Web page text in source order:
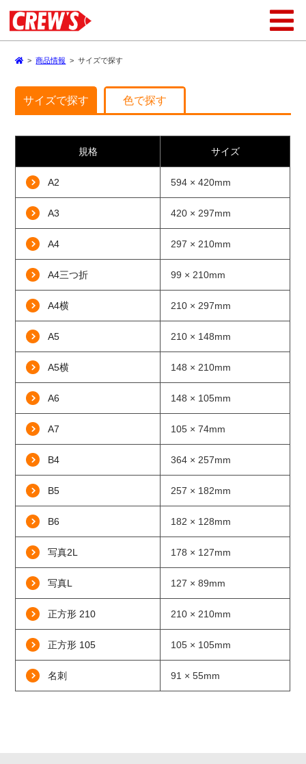
>商品情報 >サイズで探す
サイズで探す 色で探す
規格 サイズ
A2 594 × 420mm
A3 420 × 297mm
A4 297 × 210mm
A4三つ折 99 × 210mm
A4横 210 × 297mm
A5 210 × 148mm
A5横 148 × 210mm
A6 148 × 105mm
A7 105 × 74mm
B4 364 × 257mm
B5 257 × 182mm
B6 182 × 128mm
写真2L 178 × 127mm
写真L 127 × 89mm
正方形 210 210 × 210mm
正方形 105 105 × 105mm
名刺 91 × 55mm